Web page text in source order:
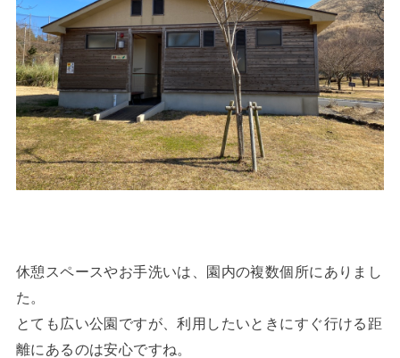
休憩スペースやお手洗いは、園内の複数個所にありまし
た。
とても広い公園ですが、利用したいときにすぐ行ける距
離にあるのは安心ですね。